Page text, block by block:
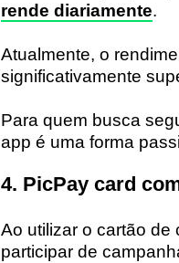
rende diariamente.
Atualmente, o
significativamente
Para quem busca
app é uma forma
4. PicPay card
Ao utilizar o cartão de
participar de